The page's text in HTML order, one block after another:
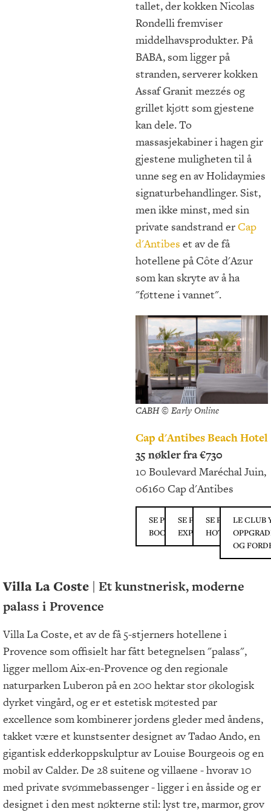
tallet, der kokken Nicolas
Rondelli fremviser
middelhavsprodukter. På
BABA, som ligger på
stranden, serverer kokken
Assaf Granit mezzés og
grillet kjøtt som gjestene
kan dele. To
massasjekabiner i hagen gir
gjestene muligheten til å
unne seg en av Holidaymies
signaturbehandlinger. Sist,
men ikke minst, med sin
private sandstrand erCap
d'Antibes et av de få
hotellene på Côte d'Azur
som kan skryte av å ha
"føttene i vannet".
CABH © Early Online
Cap d'Antibes Beach Hotel
35 nøkler fra €730
10 Boulevard Maréchal Juin,
06160 Cap d'Antibes
SE PRISER PÅ
BOOKING.COM
SE PRISER PÅ
EXPEDIA.COM
SE PRISER PÅ
HOTELS.COM
LE CLUB
OG
Villa La Coste | Et kunstnerisk, moderne
palass i Provence
Villa La Coste, et av de få 5-stjerners hotellene i
Provence som offisielt har fått betegnelsen "palass",
ligger mellom Aix-en-Provence og den regionale
naturparken Luberon på en 200 hektar stor økologisk
dyrket vingård, og er et estetisk møtested par
excellence som kombinerer jordens gleder med åndens,
takket være et kunstsenter designet av Tadao Ando, en
gigantisk edderkoppskulptur av Louise Bourgeois og en
mobil av Calder. De 28 suitene og villaene - hvorav 10
med private svømmebassenger - ligger i en åsside og er
designet i den mest nøkterne stil: lyst tre, marmor, grov